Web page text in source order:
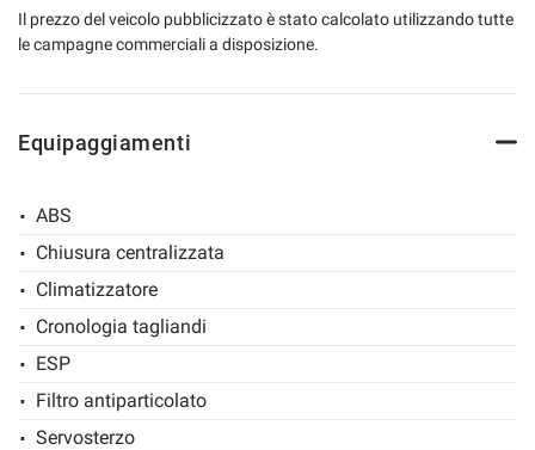
Portata complessiva kg 3.000, portata utile 900kg circa.
Revisione regolare fino a SETTEMBRE 2026.
Il prezzo del veicolo pubblicizzato è stato calcolato utilizzando tutte
le campagne commerciali a disposizione.
Equipaggiamenti
ABS
Chiusura centralizzata
Climatizzatore
Cronologia tagliandi
ESP
Filtro antiparticolato
Servosterzo
Cookie per il miglioramento dell'esperienza utente
Leggi
la
cookie
policy
le